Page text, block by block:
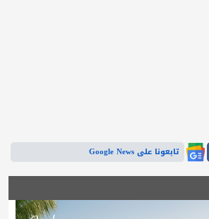
تابعونا على Google News